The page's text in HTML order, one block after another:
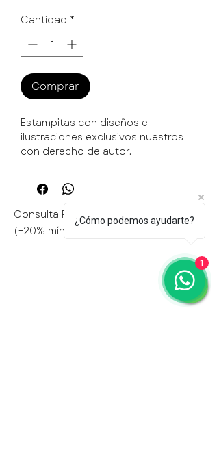
Cantidad *
Comprar
Estampitas con diseños e
ilustraciones exclusivos nuestros
con derecho de autor.
Consulta por el catálogo y te lo
hacemos llegar a tu WhatsApp
Podes llevarla simple faz, modelo
marcador o Doble faz.
Consulta Personalización disponible
(+20% mínimo)
¿Cómo podemos ayudarte?
1